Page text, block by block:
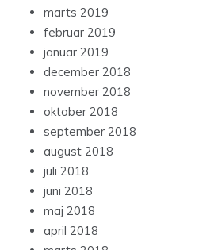
marts 2019
februar 2019
januar 2019
december 2018
november 2018
oktober 2018
september 2018
august 2018
juli 2018
juni 2018
maj 2018
april 2018